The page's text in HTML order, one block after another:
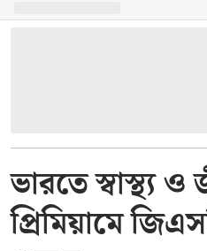
ভারতে স্বাস্থ্য
প্রিমিয়ামে